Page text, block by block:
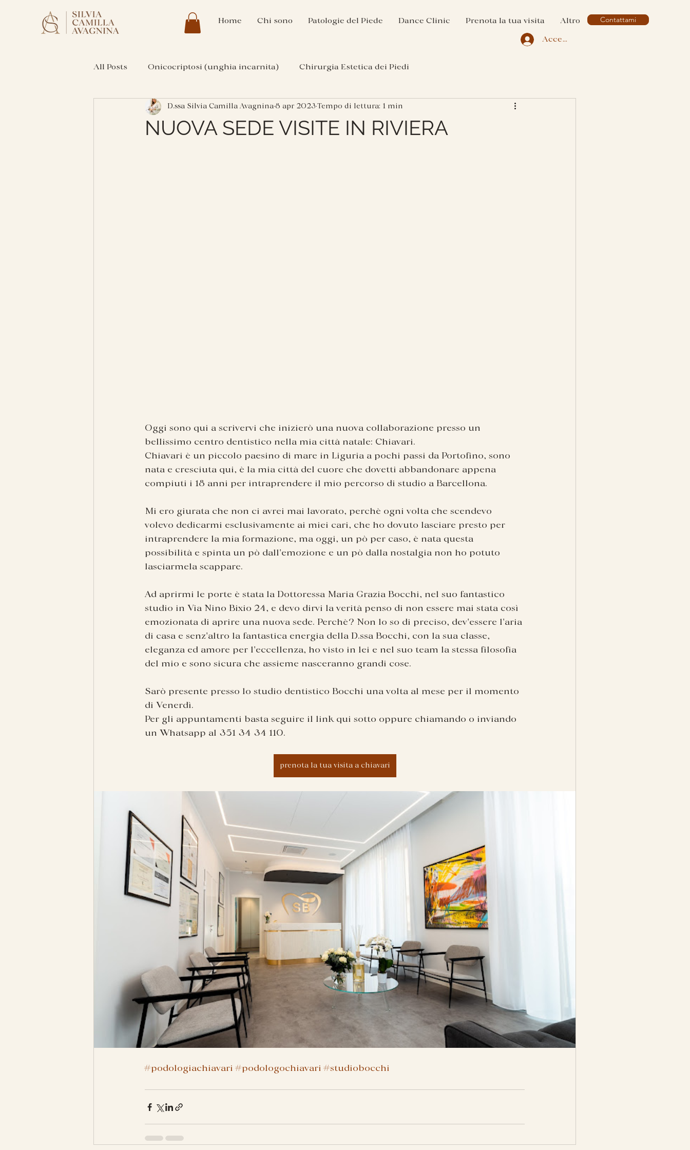
Contattami
Home Chi sono Patologie del Piede Dance Clinic Prenota la tua visita Altro
Accedi
All Posts Onicocriptosi (unghia incarnita) Chirurgia Estetica dei Piedi
NUOVA SEDE VISITE IN RIVIERA
D.ssa Silvia Camilla Avagnina 8 apr 2023 Tempo di lettura: 1 min
Oggi sono qui a scrivervi che inizierò una nuova collaborazione presso un
bellissimo centro dentistico nella mia città natale: Chiavari.
Chiavari è un piccolo paesino di mare in Liguria a pochi passi da Portofino, sono
nata e cresciuta qui, è la mia città del cuore che dovetti abbandonare appena
compiuti i 18 anni per intraprendere il mio percorso di studio a Barcellona.
Mi ero giurata che non ci avrei mai lavorato, perchè ogni volta che scendevo
volevo dedicarmi esclusivamente ai miei cari, che ho dovuto lasciare presto per
intraprendere la mia formazione, ma oggi, un pò per caso, è nata questa
possibilità e spinta un pò dall'emozione e un pò dalla nostalgia non ho potuto
lasciarmela scappare.
Ad aprirmi le porte è stata la Dottoressa Maria Grazia Bocchi, nel suo fantastico
studio in Via Nino Bixio 24, e devo dirvi la verità penso di non essere mai stata così
emozionata di aprire una nuova sede. Perchè? Non lo so di preciso, dev'essere l'aria
di casa e senz'altro la fantastica energia della D.ssa Bocchi, con la sua classe,
eleganza ed amore per l'eccellenza, ho visto in lei e nel suo team la stessa filosofia
del mio e sono sicura che assieme nasceranno grandi cose.
Sarò presente presso lo studio dentistico Bocchi una volta al mese per il momento
di Venerdì.
Per gli appuntamenti basta seguire il link qui sotto oppure chiamando o inviando
un Whatsapp al 351 34 34 110.
prenota la tua visita a chiavari
#podologiachiavari #podologochiavari #studiobocchi